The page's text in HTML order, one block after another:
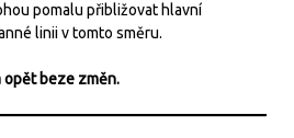
pomalu přibližovat hlavní
linii v tomto směru.
opět beze změn.